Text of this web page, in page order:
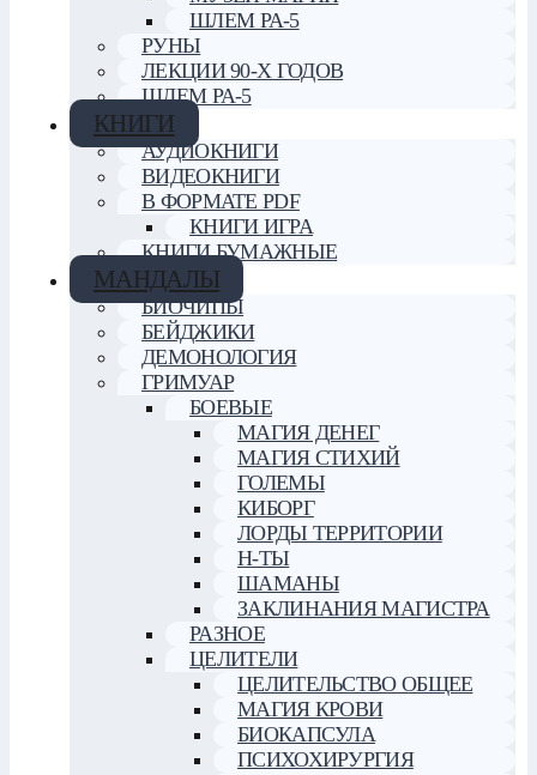
ШЛЕМ РА-5
РУНЫ
ЛЕКЦИИ 90-Х ГОДОВ
ШЛЕМ РА-5
КНИГИ
АУДИОКНИГИ
ВИДЕОКНИГИ
В ФОРМАТЕ PDF
КНИГИ ИГРА
КНИГИ БУМАЖНЫЕ
МАНДАЛЫ
БИОЧИПЫ
БЕЙДЖИКИ
ДЕМОНОЛОГИЯ
ГРИМУАР
БОЕВЫЕ
МАГИЯ ДЕНЕГ
МАГИЯ СТИХИЙ
ГОЛЕМЫ
КИБОРГ
ЛОРДЫ ТЕРРИТОРИИ
Н-ТЫ
ШАМАНЫ
ЗАКЛИНАНИЯ МАГИСТРА
РАЗНОЕ
ЦЕЛИТЕЛИ
ЦЕЛИТЕЛЬСТВО ОБЩЕЕ
МАГИЯ КРОВИ
БИОКАПСУЛА
ПСИХОХИРУРГИЯ